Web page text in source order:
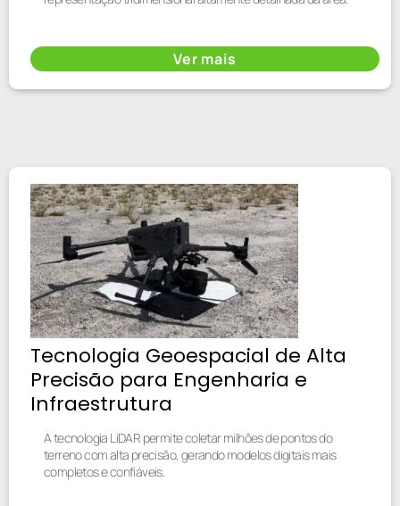
Ver mais
Tecnologia Geoespacial de Alta
Precisão para Engenharia e
Infraestrutura
A tecnologia LiDAR permite coletar milhões de pontos do
terreno com alta precisão, gerando modelos digitais mais
completos e confiáveis.